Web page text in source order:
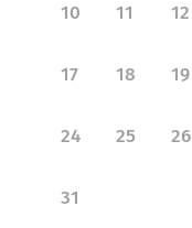
10 11 12
17 18 19
24 25 26
31